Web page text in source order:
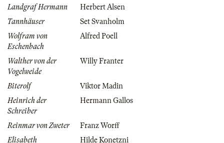
Landgraf Hermann
Herbert Alsen
Tannhäuser
Set Svanholm
Wolfram von
Eschenbach
Alfred Poell
Walther von der
Vogelweide
Willy Franter
Biterolf
Viktor Madin
Heinrich der
Schreiber
Hermann Gallos
Reinmar von Zweter
Franz Worff
Elisabeth
Hilde Konetzni